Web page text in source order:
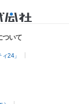
ついて
24」